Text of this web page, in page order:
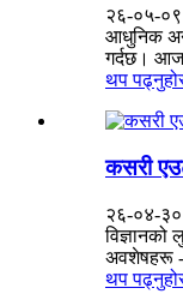
२६-०५-०९
आधुनिक
गर्दछ।
थप
कसरी
२६-०४-३०
विज्ञानको
अवशेषहरू -
थप